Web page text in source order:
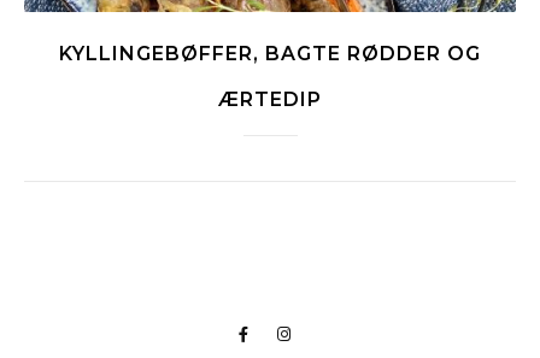
KYLLINGEBØFFER, BAGTE RØDDER OG
ÆRTEDIP